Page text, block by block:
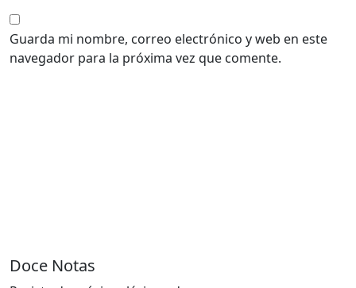
Guarda mi nombre, correo electrónico y web en este
navegador para la próxima vez que comente.
Doce Notas